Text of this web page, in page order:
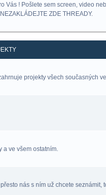
! Pošlete sem screen, video
ZDE THREADY.
projekty všech současných
a ve všem ostatním.
nás s ním už chcete seznámit,